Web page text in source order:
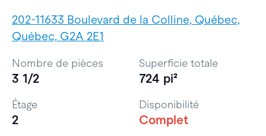
202-11633 Boulevard de la Colline, Québec,
Québec, G2A 2E1
Nombre de pièces
3 1/2
Superficie totale
724 pi²
Étage
2
Disponibilité
Complet